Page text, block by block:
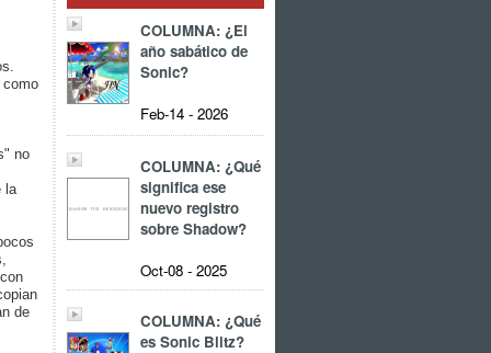
como
no
la
de
COLUMNA: ¿El
año sabático de
Sonic?
Feb-14 - 2026
COLUMNA: ¿Qué
significa ese
nuevo registro
sobre Shadow?
Oct-08 - 2025
COLUMNA: ¿Qué
es Sonic Blitz?